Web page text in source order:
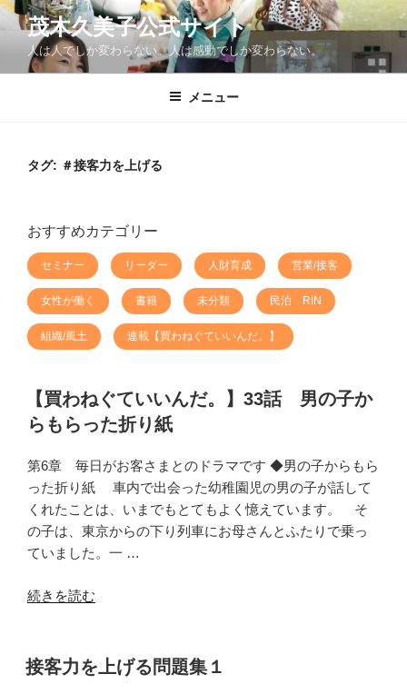
コ
ン
茂木久美子公式サイト
人は人でしか変わらない。人は感動でしか変わらない。
メニュー
タグ: ＃接客力を上げる
おすすめカテゴリー
セミナー リーダー 人財育成 営業/接客
女性が働く 書籍 未分類 民泊 RIN
組織/風土 連載【買わねぐていいんだ。】
【買わねぐていいんだ。】33話 男の子か
らもらった折り紙
第6章 毎日がお客さまとのドラマです ◆男の子からもら
った折り紙 車内で出会った幼稚園児の男の子が話して
くれたことは、いまでもとてもよく憶えています。 そ
の子は、東京からの下り列車にお母さんとふたりで乗っ
ていました。一 …
“【買
ぐ
続きを読む
接客力を上げる問題集１